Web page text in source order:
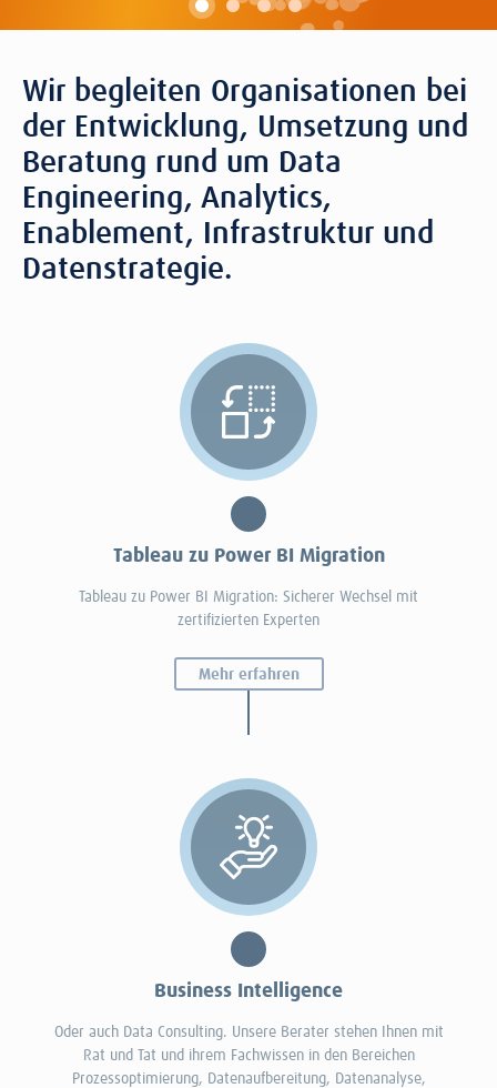
Wir begleiten Organisationen bei
der Entwicklung, Umsetzung und
Beratung rund um Data
Engineering, Analytics,
Enablement, Infrastruktur und
Datenstrategie.
Tableau zu Power BI Migration
Tableau zu Power BI Migration: Sicherer Wechsel mit
zertifizierten Experten
Mehr erfahren
Business Intelligence
Oder auch Data Consulting. Unsere Berater stehen Ihnen mit
Rat und Tat und ihrem Fachwissen in den Bereichen
Prozessoptimierung, Datenaufbereitung, Datenanalyse,